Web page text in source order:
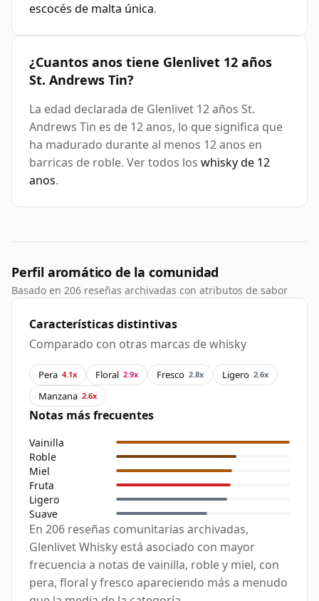
escocés de malta única.
¿Cuantos anos tiene Glenlivet 12 años
St. Andrews Tin?
La edad declarada de Glenlivet 12 años St.
Andrews Tin es de 12 anos, lo que significa que
ha madurado durante al menos 12 anos en
barricas de roble. Ver todos los whisky de 12
anos.
Perfil aromático de la comunidad
Basado en 206 reseñas archivadas con atributos de sabor
Características distintivas
Comparado con otras marcas de whisky
Pera 4.1x Floral 2.9x Fresco 2.8x Ligero 2.6x
Manzana 2.6x
Notas más frecuentes
Vainilla
Roble
Miel
Fruta
Ligero
Suave
En 206 reseñas comunitarias archivadas,
Glenlivet Whisky está asociado con mayor
frecuencia a notas de vainilla, roble y miel, con
pera, floral y fresco apareciendo más a menudo